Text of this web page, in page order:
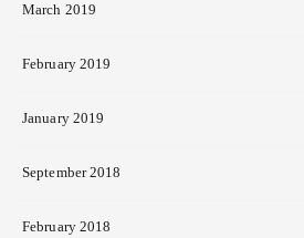
March 2019
February 2019
January 2019
September 2018
February 2018